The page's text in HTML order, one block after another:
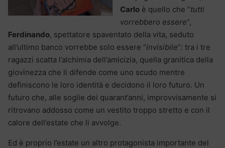
Carlo è quello che “tutti
vorrebbero essere“,
Ferdinando, spettatore spaventato della vita, seduto
all’ultimo banco vorrebbe solo essere “invisibile“: tra i tre
ragazzi scatta l’alchimia dell’amicizia, quella granitica della
giovinezza che li difende come uno scudo mentre
definiscono le loro identità e decidono il loro futuro. Un
futuro che, alle soglie dei quarant’anni, improvvisamente si
ritrovano addosso come un vestito troppo stretto e con il
calore dell’estate che li avvolge.
Ed è proprio l’estate un altro protagonista importante del